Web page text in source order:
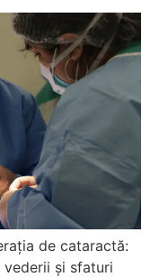
de cataractă:
și sfaturi